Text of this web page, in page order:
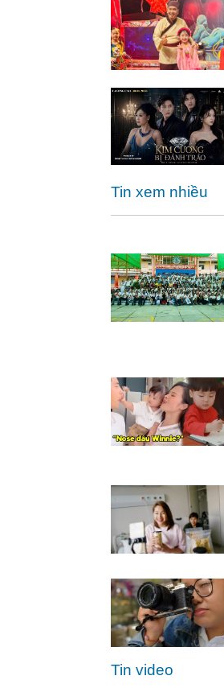
Tin xem nhiều
Tin video